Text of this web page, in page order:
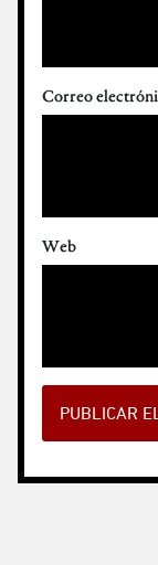
Correo
Web